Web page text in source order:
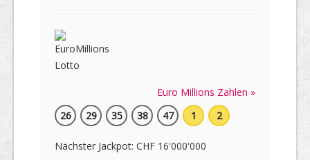
Euro Millions Zahlen »
26
29 35 38 47 1 2
Nächster Jackpot: CHF 16'000'000